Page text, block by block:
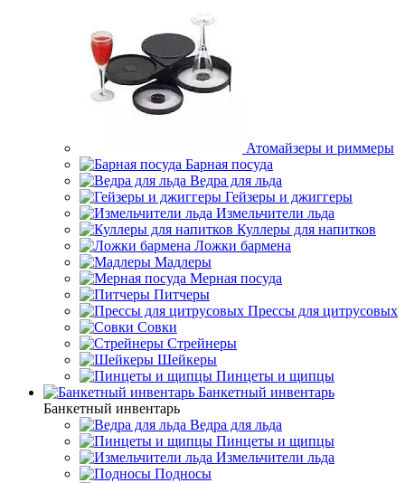
Атомайзеры и риммеры
Барная посуда
Ведра для льда
Гейзеры и джиггеры
Измельчители льда
Куллеры для напитков
Ложки бармена
Мадлеры
Мерная посуда
Питчеры
Прессы для цитрусовых
Совки
Стрейнеры
Шейкеры
Пинцеты и щипцы
Банкетный инвентарь
Банкетный инвентарь
Ведра для льда
Пинцеты и щипцы
Измельчители льда
Подносы